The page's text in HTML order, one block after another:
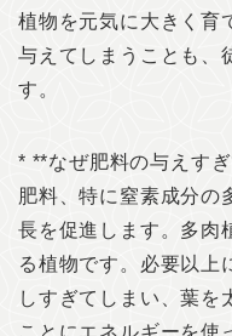
植物を元気に大きく育
与えてしまうことも、
す。
* **なぜ肥料の与えす
肥料、特に窒素成分の
長を促進します。多肉
る植物です。必要以上
しすぎてしまい、葉を